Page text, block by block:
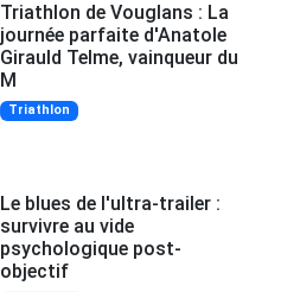
Triathlon de Vouglans : La
journée parfaite d'Anatole
Girauld Telme, vainqueur du
M
Triathlon
Le blues de l'ultra-trailer :
survivre au vide
psychologique post-
objectif